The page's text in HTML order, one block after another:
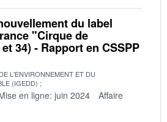
du label
"Cirque de
34) - Rapport en CSSPP
L'ENVIRONNEMENT ET DU
(IGEDD)
en ligne: juin 2024
Affaire